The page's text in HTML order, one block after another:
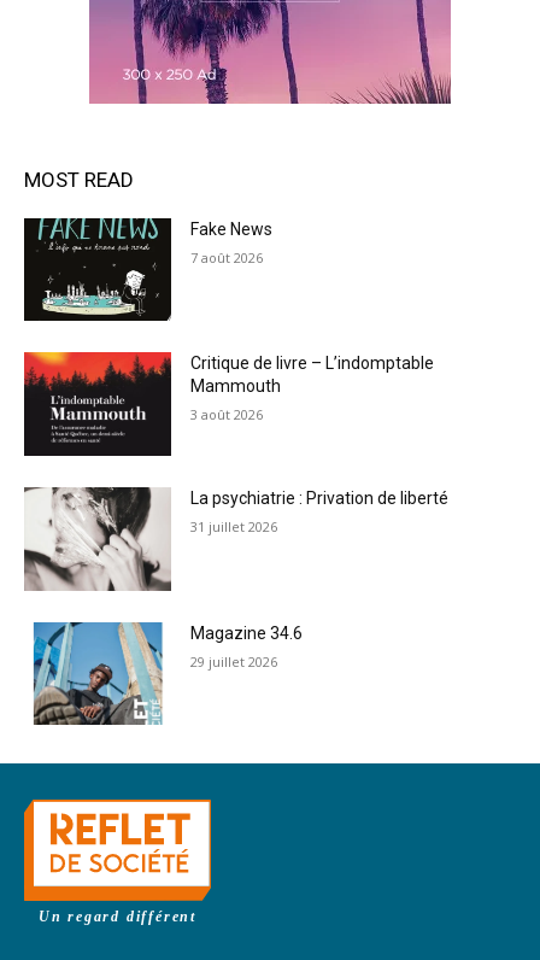
MOST READ
Fake News
7 août 2026
Critique de livre – L’indomptable
Mammouth
3 août 2026
La psychiatrie : Privation de liberté
31 juillet 2026
Magazine 34.6
29 juillet 2026
Un regard différent